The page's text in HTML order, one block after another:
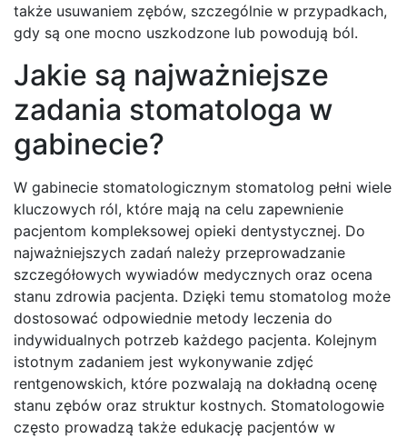
także usuwaniem zębów, szczególnie w przypadkach,
gdy są one mocno uszkodzone lub powodują ból.
Jakie są najważniejsze
zadania stomatologa w
gabinecie?
W gabinecie stomatologicznym stomatolog pełni wiele
kluczowych ról, które mają na celu zapewnienie
pacjentom kompleksowej opieki dentystycznej. Do
najważniejszych zadań należy przeprowadzanie
szczegółowych wywiadów medycznych oraz ocena
stanu zdrowia pacjenta. Dzięki temu stomatolog może
dostosować odpowiednie metody leczenia do
indywidualnych potrzeb każdego pacjenta. Kolejnym
istotnym zadaniem jest wykonywanie zdjęć
rentgenowskich, które pozwalają na dokładną ocenę
stanu zębów oraz struktur kostnych. Stomatologowie
często prowadzą także edukację pacjentów w